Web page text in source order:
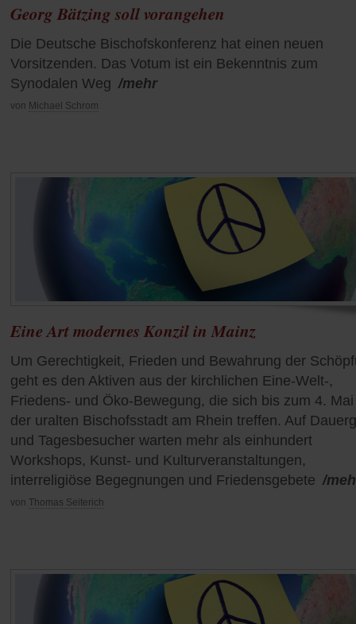
Georg Bätzing soll vorangehen
Die Deutsche Bischofskonferenz hat einen neuen
Vorsitzenden. Das Votum ist ein Bekenntnis zum
Synodalen Weg /mehr
von Michael Schrom
Eine Art modernes Konzil in Mainz
Um Gerechtigkeit, Frieden und Bewahrung der
geht es den Aktiven aus der kirchlichen Eine-Welt-,
Friedens- und Öko-Bewegung, die sich bis zum 4.
der uralten Bischofsstadt am Rhein treffen. Auf
und Tagesbesucher warten mehr als einhundert
Workshops, Kunst- und Kulturveranstaltungen,
interreligiöse Begegnungen und Friedensgebete /
von Thomas Seiterich